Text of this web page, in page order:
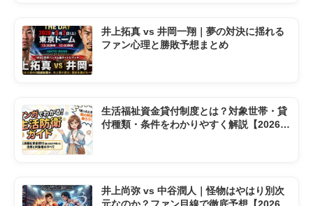
井上拓真 vs 井岡一翔｜夢の対決に揺れる
ファン心理と勝敗予想まとめ
生活福祉資金貸付制度とは？対象世帯・貸
付種類・条件をわかりやすく解説【2026年
井上尚弥 vs 中谷潤人｜怪物はやはり別次